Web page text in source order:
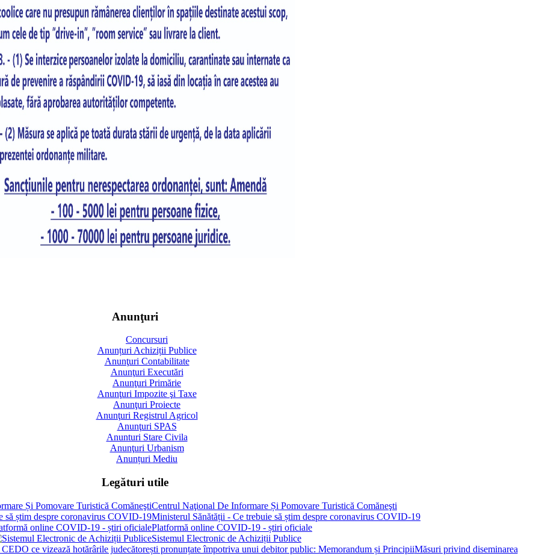
Anunţuri
Concursuri
Anunțuri Achiziții Publice
Anunţuri Contabilitate
Anunţuri Executări
Anunţuri Primărie
Anunţuri Impozite şi Taxe
Anunţuri Proiecte
Anunţuri Registrul Agricol
Anunţuri SPAS
Anunturi Stare Civila
Anunţuri Urbanism
Anunțuri Mediu
Legături utile
Centrul Naţional De Informare Și Pomovare Turistică Comăneşti
Ministerul Sănătății - Ce trebuie să știm despre coronavirus COVID-19
Platformă online COVID-19 - știri oficiale
Sistemul Electronic de Achiziții Publice
Măsuri privind diseminarea